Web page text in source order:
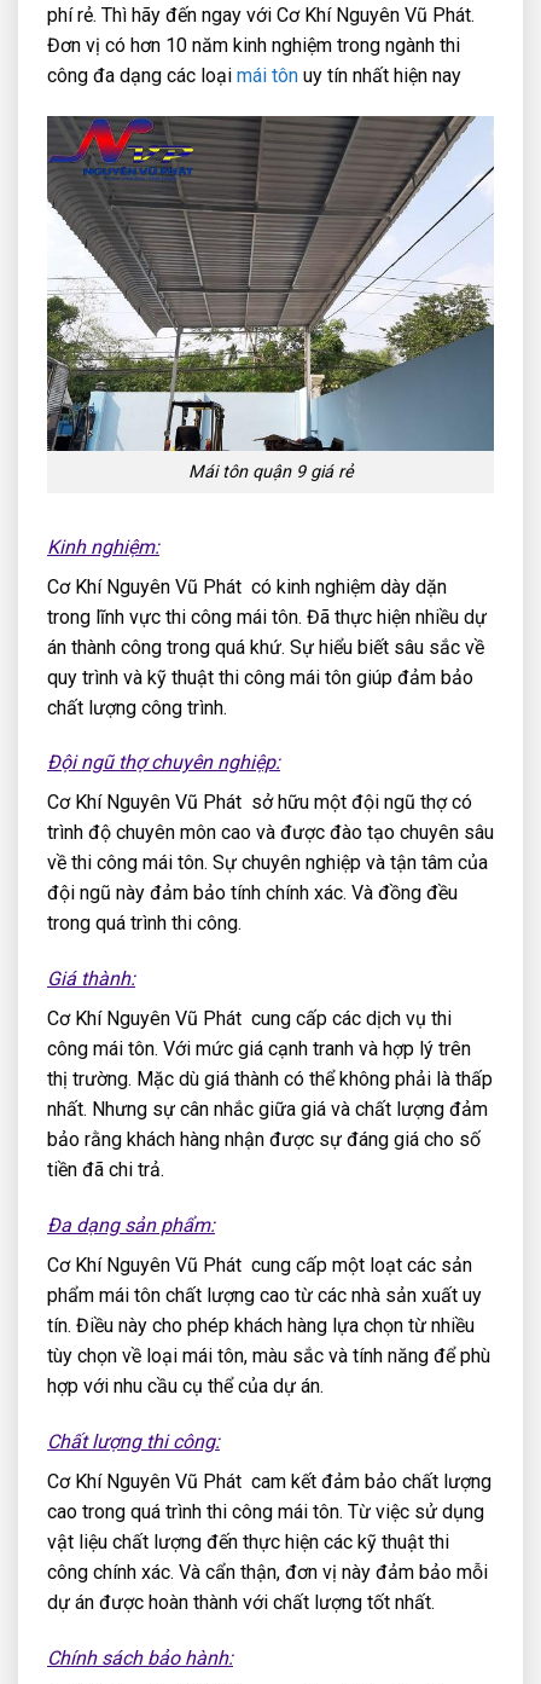
phí rẻ. Thì hãy đến ngay với Cơ Khí Nguyên Vũ Phát.
Đơn vị có hơn 10 năm kinh nghiệm trong ngành thi
công đa dạng các loại mái tôn uy tín nhất hiện nay
Mái tôn quận 9 giá rẻ
Kinh nghiệm:
Cơ Khí Nguyên Vũ Phát có kinh nghiệm dày dặn
trong lĩnh vực thi công mái tôn. Đã thực hiện nhiều dự
án thành công trong quá khứ. Sự hiểu biết sâu sắc về
quy trình và kỹ thuật thi công mái tôn giúp đảm bảo
chất lượng công trình.
Đội ngũ thợ chuyên nghiệp:
Cơ Khí Nguyên Vũ Phát sở hữu một đội ngũ thợ có
trình độ chuyên môn cao và được đào tạo chuyên sâu
về thi công mái tôn. Sự chuyên nghiệp và tận tâm của
đội ngũ này đảm bảo tính chính xác. Và đồng đều
trong quá trình thi công.
Giá thành:
Cơ Khí Nguyên Vũ Phát cung cấp các dịch vụ thi
công mái tôn. Với mức giá cạnh tranh và hợp lý trên
thị trường. Mặc dù giá thành có thể không phải là thấp
nhất. Nhưng sự cân nhắc giữa giá và chất lượng đảm
bảo rằng khách hàng nhận được sự đáng giá cho số
tiền đã chi trả.
Đa dạng sản phẩm:
Cơ Khí Nguyên Vũ Phát cung cấp một loạt các sản
phẩm mái tôn chất lượng cao từ các nhà sản xuất uy
tín. Điều này cho phép khách hàng lựa chọn từ nhiều
tùy chọn về loại mái tôn, màu sắc và tính năng để phù
hợp với nhu cầu cụ thể của dự án.
Chất lượng thi công:
Cơ Khí Nguyên Vũ Phát cam kết đảm bảo chất lượng
cao trong quá trình thi công mái tôn. Từ việc sử dụng
vật liệu chất lượng đến thực hiện các kỹ thuật thi
công chính xác. Và cẩn thận, đơn vị này đảm bảo mỗi
dự án được hoàn thành với chất lượng tốt nhất.
Chính sách bảo hành: